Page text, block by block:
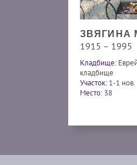
ЗВЯГИНА
1915 – 1995
Кладбище:
кладбище
Участок: 1-1 нов.
Место: 38